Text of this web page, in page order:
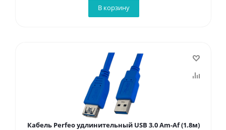
В корзину
Кабель Perfeo удлинительный USB 3.0 Am-Af (1.8м)